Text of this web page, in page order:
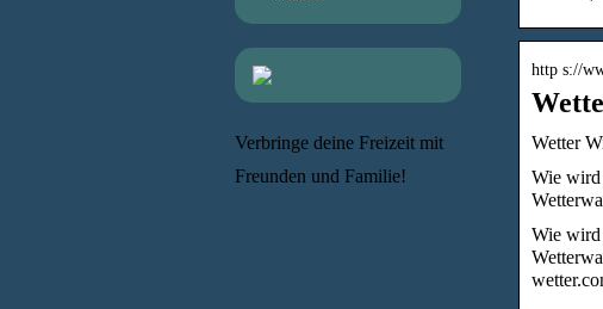
http s://
Wetter
Wie wird
Wie wird
Verbringe deine Freizeit mit
Freunden und Familie!